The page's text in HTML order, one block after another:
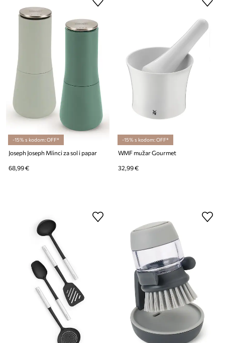
-15% s kodom: OFF*
Joseph Joseph Mlinci za sol i papar
68,99 €
-15% s kodom: OFF*
WMF mužar Gourmet
32,99 €